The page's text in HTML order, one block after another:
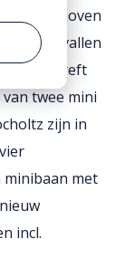
Eygelshoven
gevallen
betreft
twee mini
zijn in
met
incl.